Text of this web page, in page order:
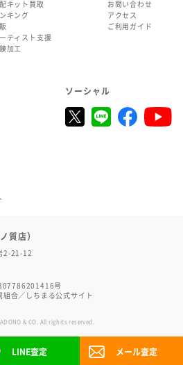
キット買取
キング
ティスト支援
加工
お問い合わせ
アクセス
ご利用ガイド
ソーシャル
質店）
2-21-12
号
組合 ／ しちまる公式サイト
& CO. All righits reserved.
LINE査定 メール査定